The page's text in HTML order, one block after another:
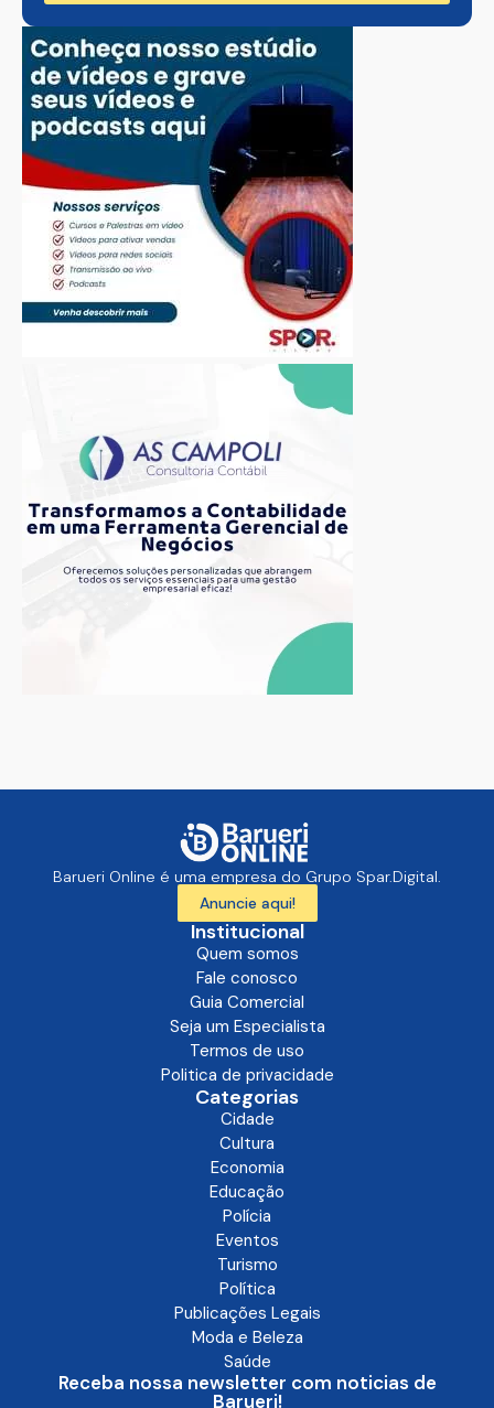
Barueri Online é uma empresa do Grupo Spar.Digital.
Anuncie aqui!
Institucional
Quem somos
Fale conosco
Guia Comercial
Seja um Especialista
Termos de uso
Politica de privacidade
Categorias
Cidade
Cultura
Economia
Educação
Polícia
Eventos
Turismo
Política
Publicações Legais
Moda e Beleza
Saúde
Receba nossa newsletter com noticias de
Barueri!